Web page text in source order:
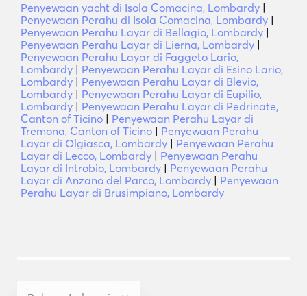
Penyewaan yacht di Isola Comacina, Lombardy |
Penyewaan Perahu di Isola Comacina, Lombardy |
Penyewaan Perahu Layar di Bellagio, Lombardy |
Penyewaan Perahu Layar di Lierna, Lombardy |
Penyewaan Perahu Layar di Faggeto Lario,
Lombardy | Penyewaan Perahu Layar di Esino Lario,
Lombardy | Penyewaan Perahu Layar di Blevio,
Lombardy | Penyewaan Perahu Layar di Eupilio,
Lombardy | Penyewaan Perahu Layar di Pedrinate,
Canton of Ticino | Penyewaan Perahu Layar di
Tremona, Canton of Ticino | Penyewaan Perahu
Layar di Olgiasca, Lombardy | Penyewaan Perahu
Layar di Lecco, Lombardy | Penyewaan Perahu
Layar di Introbio, Lombardy | Penyewaan Perahu
Layar di Anzano del Parco, Lombardy | Penyewaan
Perahu Layar di Brusimpiano, Lombardy